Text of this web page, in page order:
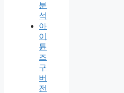
분
석
아
이
튠
즈
구
버
전